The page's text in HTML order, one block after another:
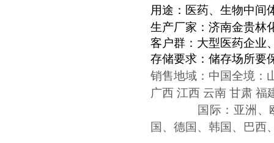
用途：医药、生物中间
生产厂家：济南金贵林
客户群：大型医药企业
存储要求：储存场所要
销售地域：中国全境：
广西 江西 云南 甘肃 福
国际：亚洲、欧洲
国、德国、韩国、巴西